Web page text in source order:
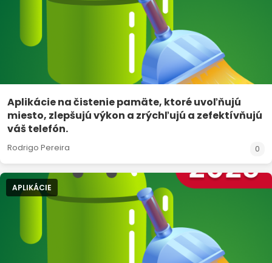
Aplikácie na čistenie pamäte, ktoré uvoľňujú
miesto, zlepšujú výkon a zrýchľujú a zefektívňujú
váš telefón.
Rodrigo Pereira 0
APLIKÁCIE